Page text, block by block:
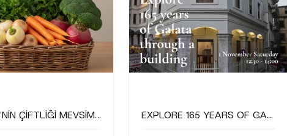
Gözde'nin Çiftliği Mevsimsel Gıda Paketi
Explore 165 years of Galata through a building: Postane building tour